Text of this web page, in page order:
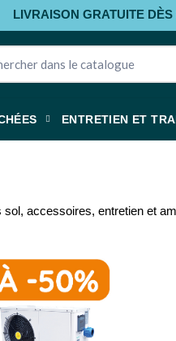
LIVRAISON GRATUITE
ENTRETIEN ET
accessoires, entretien et